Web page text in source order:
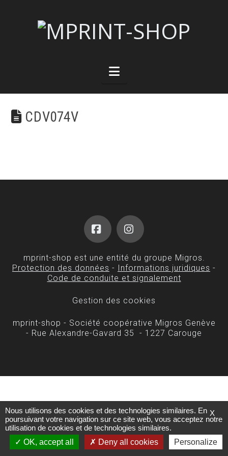
Navigation
CDV074V
FacebookInstagram
mprint-shop est une entité du groupe Migros.
Protection des données - Informations juridiques -
Code de conduite et signalement
Gestion des cookies
mprint-shop - Société coopérative Migros Genève
- Rue Alexandre-Gavard 35 - 1227 Carouge
X
Nous utilisons des cookies et des technologies similaires. En
poursuivant votre navigation sur ce site web, vous acceptez notre
utilisation de cookies et de technologies similaires.
OK, accept all
Deny all cookies Personalize